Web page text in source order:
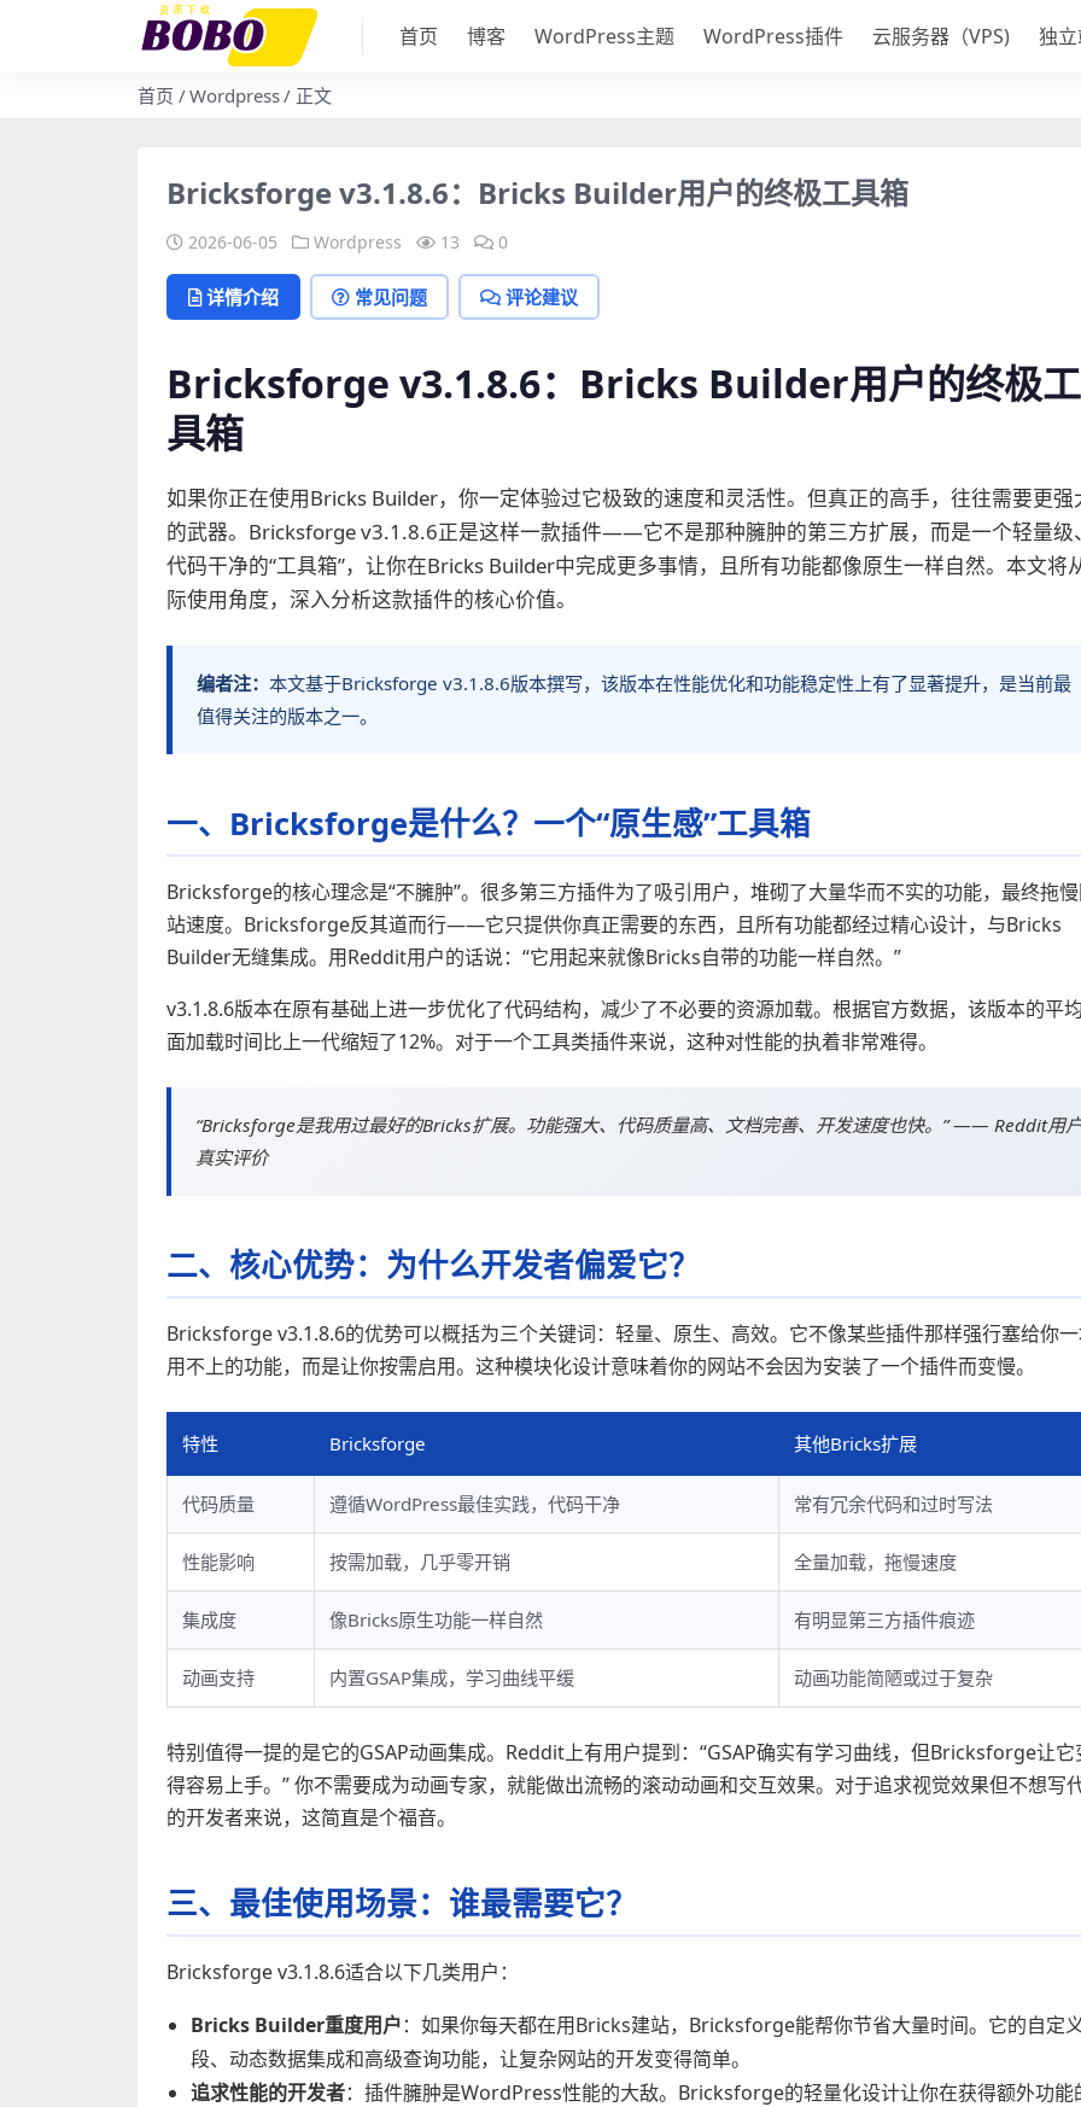
首页 博客 WordPress主题 WordPress插件 云服务器（VPS) 独
首页 Wordpress 正文
Bricksforge v3.1.8.6：Bricks Builder用户的终极工具箱
2026-06-05 Wordpress 13 0
详情介绍 常见问题 评论建议
Bricksforge v3.1.8.6：Bricks Builder用户的终极工
具箱
如果你正在使用Bricks Builder，你一定体验过它极致的速度和灵活性。但真正的高手，往往需要更强
的武器。Bricksforge v3.1.8.6正是这样一款插件——它不是那种臃肿的第三方扩展，而是一个轻量级
代码干净的“工具箱”，让你在Bricks Builder中完成更多事情，且所有功能都像原生一样自然。本文将
际使用角度，深入分析这款插件的核心价值。
编者注： 本文基于Bricksforge v3.1.8.6版本撰写，该版本在性能优化和功能稳定性上有了显著提升，是当前最
值得关注的版本之一。
一、Bricksforge是什么？一个“原生感”工具箱
Bricksforge的核心理念是“不臃肿”。很多第三方插件为了吸引用户，堆砌了大量华而不实的功能，最终拖
站速度。Bricksforge反其道而行——它只提供你真正需要的东西，且所有功能都经过精心设计，与Bricks
Builder无缝集成。用Reddit用户的话说：“它用起来就像Bricks自带的功能一样自然。”
v3.1.8.6版本在原有基础上进一步优化了代码结构，减少了不必要的资源加载。根据官方数据，该版本的平
面加载时间比上一代缩短了12%。对于一个工具类插件来说，这种对性能的执着非常难得。
“Bricksforge是我用过最好的Bricks扩展。功能强大、代码质量高、文档完善、开发速度也快。” —— Reddit用
真实评价
二、核心优势：为什么开发者偏爱它？
Bricksforge v3.1.8.6的优势可以概括为三个关键词：轻量、原生、高效。它不像某些插件那样强行塞给你
用不上的功能，而是让你按需启用。这种模块化设计意味着你的网站不会因为安装了一个插件而变慢。
特性 Bricksforge 其他Bricks扩展
代码质量 遵循WordPress最佳实践，代码干净 常有冗余代码和过时写法
性能影响 按需加载，几乎零开销 全量加载，拖慢速度
集成度 像Bricks原生功能一样自然 有明显第三方插件痕迹
动画支持 内置GSAP集成，学习曲线平缓 动画功能简陋或过于复杂
特别值得一提的是它的GSAP动画集成。Reddit上有用户提到：“GSAP确实有学习曲线，但Bricksforge让它
得容易上手。” 你不需要成为动画专家，就能做出流畅的滚动动画和交互效果。对于追求视觉效果但不想写
的开发者来说，这简直是个福音。
三、最佳使用场景：谁最需要它？
Bricksforge v3.1.8.6适合以下几类用户：
Bricks Builder重度用户：如果你每天都在用Bricks建站，Bricksforge能帮你节省大量时间。它的自定
段、动态数据集成和高级查询功能，让复杂网站的开发变得简单。
追求性能的开发者：插件臃肿是WordPress性能的大敌。Bricksforge的轻量化设计让你在获得额外功能